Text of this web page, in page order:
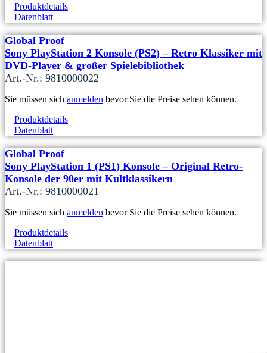
Produktdetails
Datenblatt
Global Proof
Sony PlayStation 2 Konsole (PS2) – Retro Klassiker mit
DVD-Player & großer Spielebibliothek
Art.-Nr.: 9810000022
Sie müssen sich anmelden bevor Sie die Preise sehen können.
Produktdetails
Datenblatt
Global Proof
Sony PlayStation 1 (PS1) Konsole – Original Retro-
Konsole der 90er mit Kultklassikern
Art.-Nr.: 9810000021
Sie müssen sich anmelden bevor Sie die Preise sehen können.
Produktdetails
Datenblatt